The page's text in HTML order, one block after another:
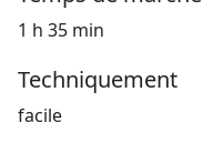
1 h 35 min
Techniquement
facile